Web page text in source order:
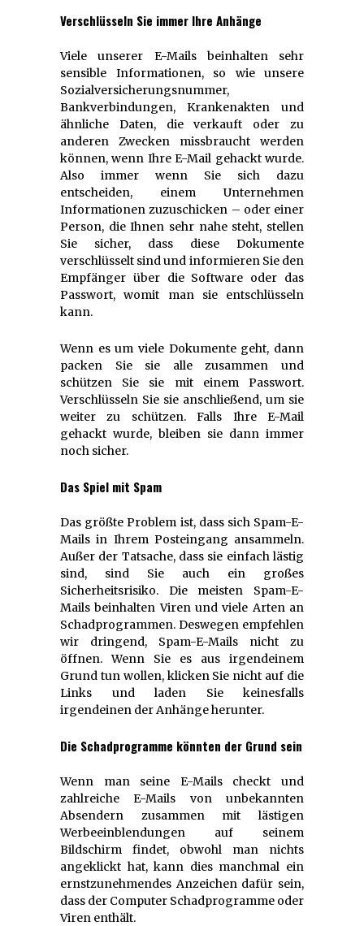
Verschlüsseln Sie immer Ihre Anhänge
Viele unserer E-Mails beinhalten sehr
sensible Informationen, so wie unsere
Sozialversicherungsnummer,
Bankverbindungen, Krankenakten und
ähnliche Daten, die verkauft oder zu
anderen Zwecken missbraucht werden
können, wenn Ihre E-Mail gehackt wurde.
Also immer wenn Sie sich dazu
entscheiden, einem Unternehmen
Informationen zuzuschicken – oder einer
Person, die Ihnen sehr nahe steht, stellen
Sie sicher, dass diese Dokumente
verschlüsselt sind und informieren Sie den
Empfänger über die Software oder das
Passwort, womit man sie entschlüsseln
kann.
Wenn es um viele Dokumente geht, dann
packen Sie sie alle zusammen und
schützen Sie sie mit einem Passwort.
Verschlüsseln Sie sie anschließend, um sie
weiter zu schützen. Falls Ihre E-Mail
gehackt wurde, bleiben sie dann immer
noch sicher.
Das Spiel mit Spam
Das größte Problem ist, dass sich Spam-E-
Mails in Ihrem Posteingang ansammeln.
Außer der Tatsache, dass sie einfach lästig
sind, sind Sie auch ein großes
Sicherheitsrisiko. Die meisten Spam-E-
Mails beinhalten Viren und viele Arten an
Schadprogrammen. Deswegen empfehlen
wir dringend, Spam-E-Mails nicht zu
öffnen. Wenn Sie es aus irgendeinem
Grund tun wollen, klicken Sie nicht auf die
Links und laden Sie keinesfalls
irgendeinen der Anhänge herunter.
Die Schadprogramme könnten der Grund sein
Wenn man seine E-Mails checkt und
zahlreiche E-Mails von unbekannten
Absendern zusammen mit lästigen
Werbeeinblendungen auf seinem
Bildschirm findet, obwohl man nichts
angeklickt hat, kann dies manchmal ein
ernstzunehmendes Anzeichen dafür sein,
dass der Computer Schadprogramme oder
Viren enthält.